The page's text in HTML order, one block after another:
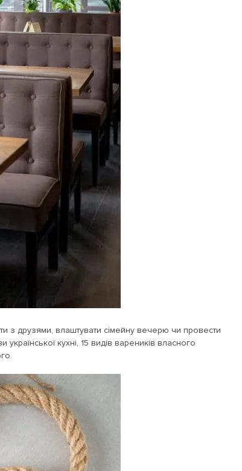
з друзями, влаштувати сімейну вечерю чи провести
кухні, 15 видів вареників власного